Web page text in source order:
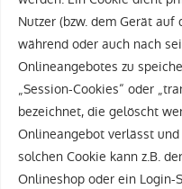
Nutzer (bzw. dem Gerät
während oder auch nach
Onlineangebotes zu
„Session-Cookies“ oder
bezeichnet, die gelöscht
Onlineangebot verlässt
solchen Cookie kann z.B.
Onlineshop oder ein Login-